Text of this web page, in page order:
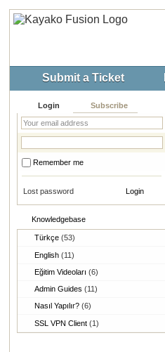
Submit a Ticket
Login Subscribe
Remember me
Lost password
Knowledgebase
Türkçe (53)
English (11)
Eğitim Videoları (6)
Admin Guides (11)
Nasıl Yapılır? (6)
SSL VPN Client (1)